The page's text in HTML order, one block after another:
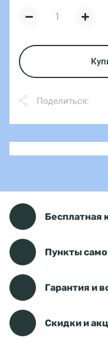
Поделиться:
Бесплатная
Пункты
Гарантия и
Скидки и